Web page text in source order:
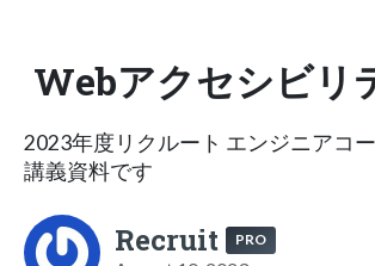
Webアクセシビリ
2023年度リクルート エンジニアコ
講義資料です
Recruit PRO